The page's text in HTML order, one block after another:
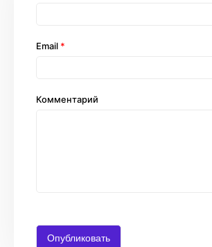
Комментарий
Email *